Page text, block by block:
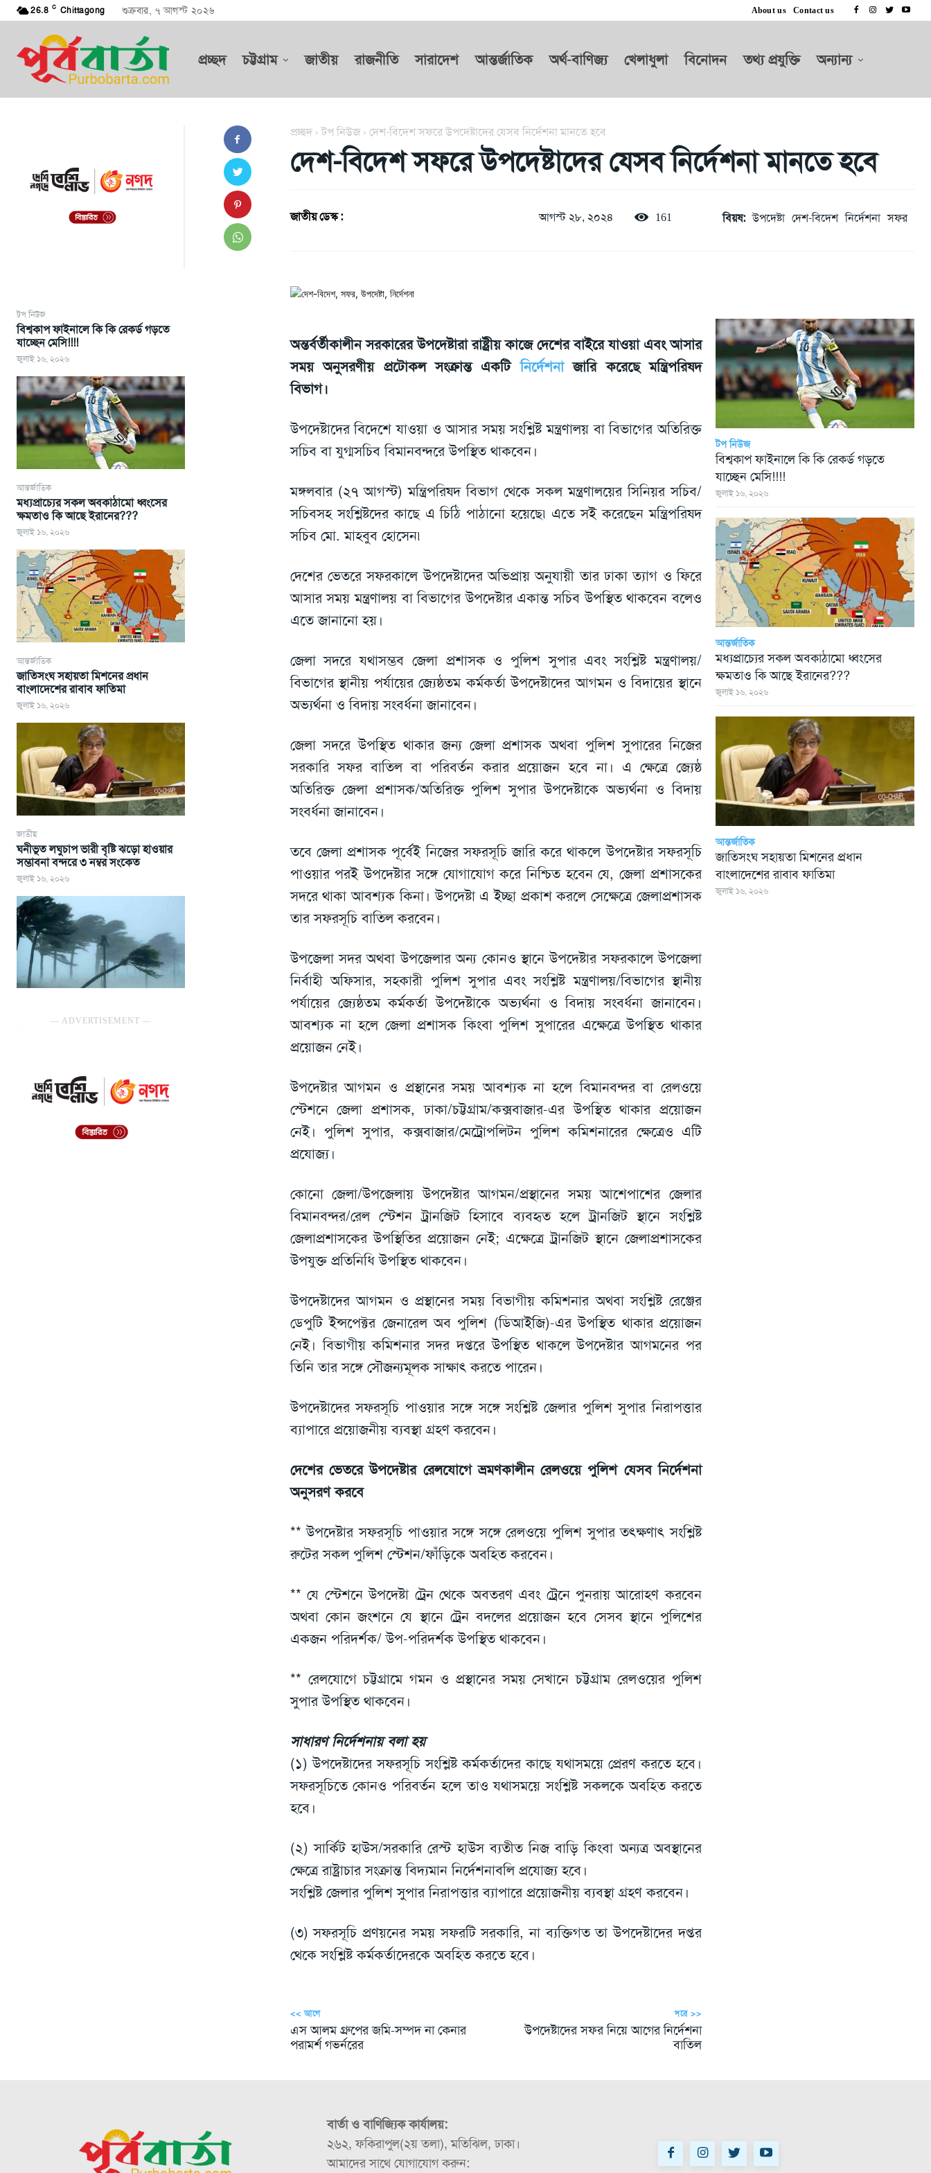
26.8 C Chittagong শুক্রবার, ৭ আগস্ট ২০২৬ About us Contact us
প্রচ্ছদ চট্টগ্রাম জাতীয় রাজনীতি সারাদেশ আন্তর্জাতিক অর্থ-বাণিজ্য খেলাধুলা বিনোদন তথ্য প্রযুক্তি অন্যান্য
টপ নিউজ
বিশ্বকাপ ফাইনালে কি কি রেকর্ড গড়তে
যাচ্ছেন মেসি!!!!
জুলাই ১৬, ২০২৬
আন্তর্জাতিক
মধ্যপ্রাচ্যের সকল অবকাঠামো ধ্বংসের
ক্ষমতাও কি আছে ইরানের???
জুলাই ১৬, ২০২৬
আন্তর্জাতিক
জাতিসংঘ সহায়তা মিশনের প্রধান
বাংলাদেশের রাবাব ফাতিমা
জুলাই ১৬, ২০২৬
জাতীয়
ঘনীভূত লঘুচাপ ভারী বৃষ্টি ঝড়ো হাওয়ার
সম্ভাবনা বন্দরে ৩ নম্বর সংকেত
জুলাই ১৬, ২০২৬
― ADVERTISEMENT ―
প্রচ্ছদ টপ নিউজ দেশ-বিদেশ সফরে উপদেষ্টাদের যেসব নির্দেশনা মানতে হবে
দেশ-বিদেশ সফরে উপদেষ্টাদের যেসব নির্দেশনা মানতে হবে
জাতীয় ডেস্ক : আগস্ট ২৮, ২০২৪ 161 বিয়ষ: উপদেষ্টা দেশ-বিদেশ নির্দেশনা সফর
অন্তর্বর্তীকালীন সরকারের উপদেষ্টারা রাষ্ট্রীয় কাজে দেশের বাইরে যাওয়া এবং আসার
সময় অনুসরণীয় প্রটোকল সংক্রান্ত একটিনির্দেশনাজারি করেছে মন্ত্রিপরিষদ
বিভাগ।
উপদেষ্টাদের বিদেশে যাওয়া ও আসার সময় সংশ্লিষ্ট মন্ত্রণালয় বা বিভাগের অতিরিক্ত
সচিব বা যুগ্মসচিব বিমানবন্দরে উপস্থিত থাকবেন।
মঙ্গলবার (২৭ আগস্ট) মন্ত্রিপরিষদ বিভাগ থেকে সকল মন্ত্রণালয়ের সিনিয়র সচিব/
সচিবসহ সংশ্লিষ্টদের কাছে এ চিঠি পাঠানো হয়েছে৷ এতে সই করেছেন মন্ত্রিপরিষদ
সচিব মো. মাহবুব হোসেন৷
দেশের ভেতরে সফরকালে উপদেষ্টাদের অভিপ্রায় অনুযায়ী তার ঢাকা ত্যাগ ও ফিরে
আসার সময় মন্ত্রণালয় বা বিভাগের উপদেষ্টার একান্ত সচিব উপস্থিত থাকবেন বলেও
এতে জানানো হয়।
জেলা সদরে যথাসম্ভব জেলা প্রশাসক ও পুলিশ সুপার এবং সংশ্লিষ্ট মন্ত্রণালয়/
বিভাগের স্থানীয় পর্যায়ের জ্যেষ্ঠতম কর্মকর্তা উপদেষ্টাদের আগমন ও বিদায়ের স্থানে
অভ্যর্থনা ও বিদায় সংবর্ধনা জানাবেন।
জেলা সদরে উপস্থিত থাকার জন্য জেলা প্রশাসক অথবা পুলিশ সুপারের নিজের
সরকারি সফর বাতিল বা পরিবর্তন করার প্রয়োজন হবে না। এ ক্ষেত্রে জ্যেষ্ঠ
অতিরিক্ত জেলা প্রশাসক/অতিরিক্ত পুলিশ সুপার উপদেষ্টাকে অভ্যর্থনা ও বিদায়
সংবর্ধনা জানাবেন।
তবে জেলা প্রশাসক পূর্বেই নিজের সফরসূচি জারি করে থাকলে উপদেষ্টার সফরসূচি
পাওয়ার পরই উপদেষ্টার সঙ্গে যোগাযোগ করে নিশ্চিত হবেন যে, জেলা প্রশাসকের
সদরে থাকা আবশ্যক কিনা। উপদেষ্টা এ ইচ্ছা প্রকাশ করলে সেক্ষেত্রে জেলাপ্রশাসক
তার সফরসূচি বাতিল করবেন।
উপজেলা সদর অথবা উপজেলার অন্য কোনও স্থানে উপদেষ্টার সফরকালে উপজেলা
নির্বাহী অফিসার, সহকারী পুলিশ সুপার এবং সংশ্লিষ্ট মন্ত্রণালয়/বিভাগের স্থানীয়
পর্যায়ের জ্যেষ্ঠতম কর্মকর্তা উপদেষ্টাকে অভ্যর্থনা ও বিদায় সংবর্ধনা জানাবেন।
আবশ্যক না হলে জেলা প্রশাসক কিংবা পুলিশ সুপারের এক্ষেত্রে উপস্থিত থাকার
প্রয়োজন নেই।
উপদেষ্টার আগমন ও প্রস্থানের সময় আবশ্যক না হলে বিমানবন্দর বা রেলওয়ে
স্টেশনে জেলা প্রশাসক, ঢাকা/চট্টগ্রাম/কক্সবাজার-এর উপস্থিত থাকার প্রয়োজন
নেই। পুলিশ সুপার, কক্সবাজার/মেট্রোপলিটন পুলিশ কমিশনারের ক্ষেত্রেও এটি
প্রযোজ্য।
কোনো জেলা/উপজেলায় উপদেষ্টার আগমন/প্রস্থানের সময় আশেপাশের জেলার
বিমানবন্দর/রেল স্টেশন ট্রানজিট হিসাবে ব্যবহৃত হলে ট্রানজিট স্থানে সংশ্লিষ্ট
জেলাপ্রশাসকের উপস্থিতির প্রয়োজন নেই; এক্ষেত্রে ট্রানজিট স্থানে জেলাপ্রশাসকের
উপযুক্ত প্রতিনিধি উপস্থিত থাকবেন।
উপদেষ্টাদের আগমন ও প্রস্থানের সময় বিভাগীয় কমিশনার অথবা সংশ্লিষ্ট রেঞ্জের
ডেপুটি ইন্সপেক্টর জেনারেল অব পুলিশ (ডিআইজি)-এর উপস্থিত থাকার প্রয়োজন
নেই। বিভাগীয় কমিশনার সদর দপ্তরে উপস্থিত থাকলে উপদেষ্টার আগমনের পর
তিনি তার সঙ্গে সৌজন্যমূলক সাক্ষাৎ করতে পারেন।
উপদেষ্টাদের সফরসূচি পাওয়ার সঙ্গে সঙ্গে সংশ্লিষ্ট জেলার পুলিশ সুপার নিরাপত্তার
ব্যাপারে প্রয়োজনীয় ব্যবস্থা গ্রহণ করবেন।
দেশের ভেতরে উপদেষ্টার রেলযোগে ভ্রমণকালীন রেলওয়ে পুলিশ যেসব নির্দেশনা
অনুসরণ করবে
** উপদেষ্টার সফরসূচি পাওয়ার সঙ্গে সঙ্গে রেলওয়ে পুলিশ সুপার তৎক্ষণাৎ সংশ্লিষ্ট
রুটের সকল পুলিশ স্টেশন/ফাঁড়িকে অবহিত করবেন।
** যে স্টেশনে উপদেষ্টা ট্রেন থেকে অবতরণ এবং ট্রেনে পুনরায় আরোহণ করবেন
অথবা কোন জংশনে যে স্থানে ট্রেন বদলের প্রয়োজন হবে সেসব স্থানে পুলিশের
একজন পরিদর্শক/ উপ-পরিদর্শক উপস্থিত থাকবেন।
** রেলযোগে চট্টগ্রামে গমন ও প্রস্থানের সময় সেখানে চট্টগ্রাম রেলওয়ের পুলিশ
সুপার উপস্থিত থাকবেন।
সাধারণ নির্দেশনায় বলা হয়
(১) উপদেষ্টাদের সফরসূচি সংশ্লিষ্ট কর্মকর্তাদের কাছে যথাসময়ে প্রেরণ করতে হবে।
সফরসূচিতে কোনও পরিবর্তন হলে তাও যথাসময়ে সংশ্লিষ্ট সকলকে অবহিত করতে
হবে।
(২) সার্কিট হাউস/সরকারি রেস্ট হাউস ব্যতীত নিজ বাড়ি কিংবা অন্যত্র অবস্থানের
ক্ষেত্রে রাষ্ট্রাচার সংক্রান্ত বিদ্যমান নির্দেশনাবলি প্রযোজ্য হবে।
সংশ্লিষ্ট জেলার পুলিশ সুপার নিরাপত্তার ব্যাপারে প্রয়োজনীয় ব্যবস্থা গ্রহণ করবেন।
(৩) সফরসূচি প্রণয়নের সময় সফরটি সরকারি, না ব্যক্তিগত তা উপদেষ্টাদের দপ্তর
থেকে সংশ্লিষ্ট কর্মকর্তাদেরকে অবহিত করতে হবে।
<< আগে
এস আলম গ্রুপের জ‌মি-সম্পদ না কেনার
পরামর্শ গভর্নরের
পরে >>
উপদেষ্টাদের সফর নিয়ে আগের নির্দেশনা
বাতিল
টপ নিউজ
বিশ্বকাপ ফাইনালে কি কি রেকর্ড গড়তে
যাচ্ছেন মেসি!!!!
জুলাই ১৬, ২০২৬
আন্তর্জাতিক
মধ্যপ্রাচ্যের সকল অবকাঠামো ধ্বংসের
ক্ষমতাও কি আছে ইরানের???
জুলাই ১৬, ২০২৬
আন্তর্জাতিক
জাতিসংঘ সহায়তা মিশনের প্রধান
বাংলাদেশের রাবাব ফাতিমা
জুলাই ১৬, ২০২৬
বার্তা ও বাণিজ্যিক কার্যালয়:
২৬২, ফকিরাপুল(২য় তলা), মতিঝিল, ঢাকা।
আমাদের সাথে যোগাযোগ করুন: